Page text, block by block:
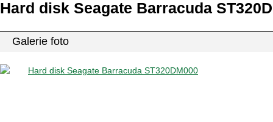
Hard disk Seagate Barracuda
Galerie foto